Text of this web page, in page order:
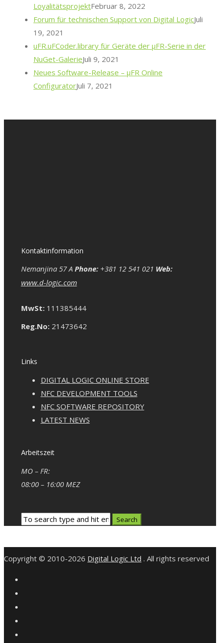
LoyalitätsprojektFebruar 8, 2022
Forum für technischen Support von Digital LogicJuli
19, 2021
uFR.uFCoder.library für Geräte der μFR-Serie in der
NuGet-GalerieJuli 9, 2021
Neues Software-Release – μFR Online
ConfiguratorJuli 7, 2021
Kontaktinformation
Nemanjina 57 A Phone:+381 12 541 021 Web:
www.d-logic.com
MwSt:111385444
Reg.No:21473642
Links
DIGITAL LOGIC ONLINE STORE
NFC DEVELOPMENT TOOLS
NFC SOFTWARE REPOSITORY
LATEST NEWS
Arbeitszeit
MO – FR:
08:00 – 16:00 MEZ
Copyright © 2010-2026 Digital Logic Ltd . All rights reserved